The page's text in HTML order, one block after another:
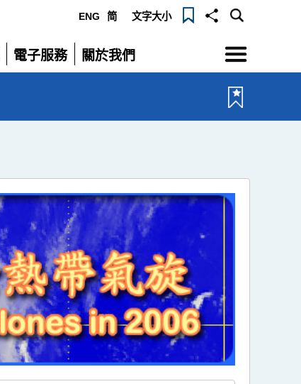
ENG 简 文字大小
電子服務
展
關於我們
展
選
單